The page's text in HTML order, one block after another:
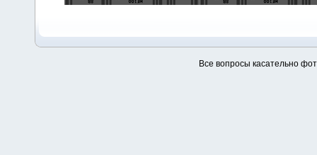
Все вопросы касательно